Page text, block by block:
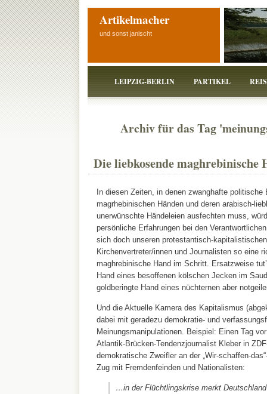
Artikelmacher
und sonst janischt
LEIPZIG-BERLIN PARTIKEL
Archiv für das Tag
Die liebkosende maghrebinische
In diesen Zeiten, in denen zwanghafte politische
magrhebinischen Händen und deren arabisch-
unerwünschte Händeleien ausfechten muss,
persönliche Erfahrungen bei den
sich doch unseren protestantisch-
Kirchenvertreter/innen und Journalisten so eine
maghrebinische Hand im Schritt. Ersatzweise
Hand eines besoffenen kölschen Jecken im
goldberingte Hand eines nüchternen aber
Und die Aktuelle Kamera des Kapitalismus
dabei mit geradezu demokratie- und
Meinungsmanipulationen. Beispiel: Einen Tag
Atlantik-Brücken-Tendenzjournalist Kleber in
demokratische Zweifler an der „Wir-schaffen-
Zug mit Fremdenfeinden und Nationalisten:
…in der Flüchtlingskrise merkt